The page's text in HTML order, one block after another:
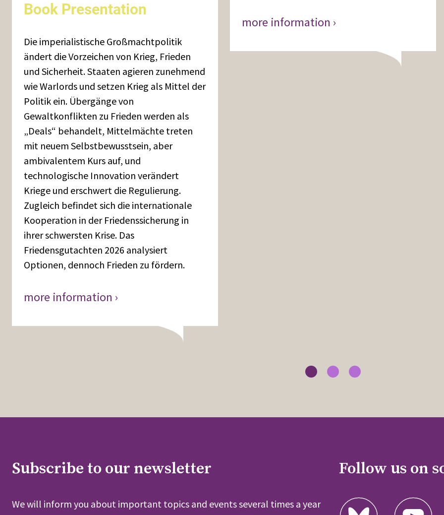
Book Presentation
Die imperialistische Großmachtpolitik
ändert die Vorzeichen von Krieg, Frieden
und Sicherheit. Staaten agieren zunehmend
wie Warlords und setzen Krieg als Mittel der
Politik ein. Übergänge von
Gewaltkonflikten zu Frieden werden als
„Deals“ behandelt, Mittelmächte treten
mit neuem Selbstbewusstsein, aber
ambivalentem Kurs auf, und
technologische Innovation verändert
Kriege und erschwert die Regulierung.
Zugleich befindet sich die internationale
Kooperation in der Friedenssicherung in
ihrer schwersten Krise. Das
Friedensgutachten 2026 analysiert
Optionen, dennoch Frieden zu fördern.
more information ›
more information ›
Subscribe to our newsletter
We will inform you about important topics and events several times a year
Follow us on